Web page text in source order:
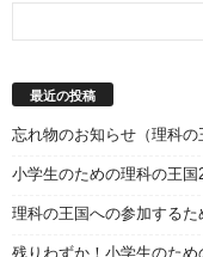
最近の投稿
忘れ物のお知らせ（理科の
小学生のための理科の王
理科の王国への参加する
残りわずか！小学生のた